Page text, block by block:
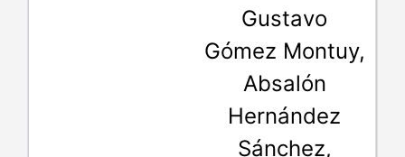
Gustavo
Gómez Montuy,
Absalón
Hernández
Sánchez,